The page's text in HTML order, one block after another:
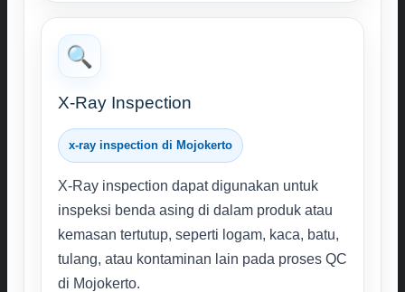
🔍
X-Ray Inspection
x-ray inspection di Mojokerto
X-Ray inspection dapat digunakan untuk
inspeksi benda asing di dalam produk atau
kemasan tertutup, seperti logam, kaca, batu,
tulang, atau kontaminan lain pada proses QC
di Mojokerto.